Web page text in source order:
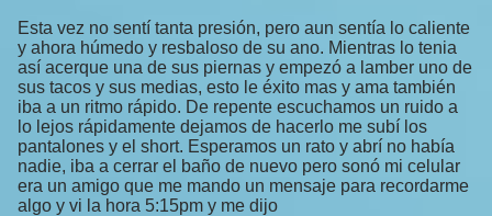
Esta vez no sentí tanta presión, pero aun sentía lo caliente
y ahora húmedo y resbaloso de su ano. Mientras lo tenia
así acerque una de sus piernas y empezó a lamber uno de
sus tacos y sus medias, esto le éxito mas y ama también
iba a un ritmo rápido. De repente escuchamos un ruido a
lo lejos rápidamente dejamos de hacerlo me subí los
pantalones y el short. Esperamos un rato y abrí no había
nadie, iba a cerrar el baño de nuevo pero sonó mi celular
era un amigo que me mando un mensaje para recordarme
algo y vi la hora 5:15pm y me dijo